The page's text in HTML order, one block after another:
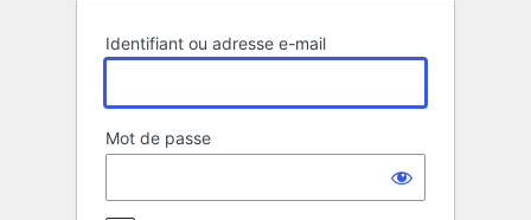
Identifiant ou adresse e-mail
Mot de passe